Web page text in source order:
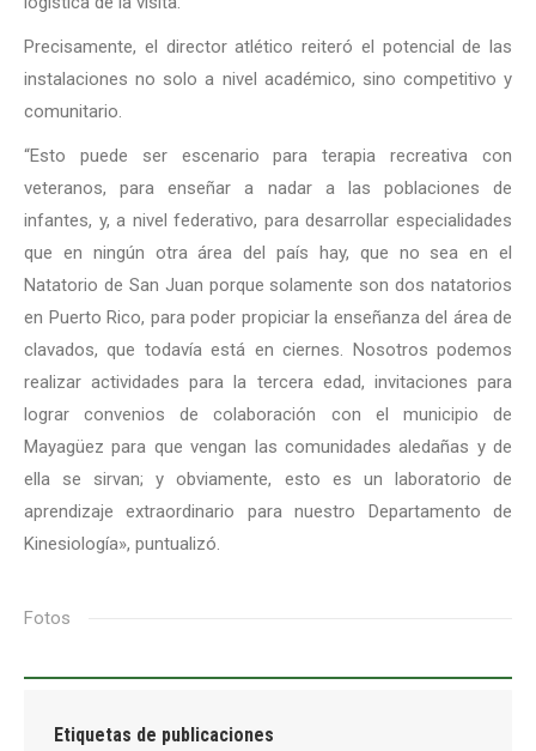
Precisamente, el director atlético reiteró el potencial de las
instalaciones no solo a nivel académico, sino competitivo y
comunitario.
“Esto puede ser escenario para terapia recreativa con
veteranos, para enseñar a nadar a las poblaciones de
infantes, y, a nivel federativo, para desarrollar especialidades
que en ningún otra área del país hay, que no sea en el
Natatorio de San Juan porque solamente son dos natatorios
en Puerto Rico, para poder propiciar la enseñanza del área de
clavados, que todavía está en ciernes. Nosotros podemos
realizar actividades para la tercera edad, invitaciones para
lograr convenios de colaboración con el municipio de
Mayagüez para que vengan las comunidades aledañas y de
ella se sirvan; y obviamente, esto es un laboratorio de
aprendizaje extraordinario para nuestro Departamento de
Kinesiología», puntualizó.
Fotos
Etiquetas de publicaciones